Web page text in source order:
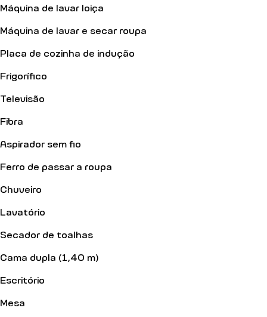
Máquina de lavar loiça
Máquina de lavar e secar roupa
Placa de cozinha de indução
Frigorífico
Televisão
Fibra
Aspirador sem fio
Ferro de passar a roupa
Chuveiro
Lavatório
Secador de toalhas
Cama dupla (1,40 m)
Escritório
Mesa